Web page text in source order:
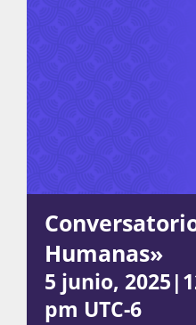
La
Humanas»
5 junio,
pm UTC-6